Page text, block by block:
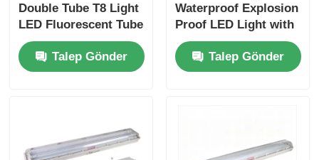
Double Tube T8 Light
LED Fluorescent Tube
Light Industry Lamp
Talep Gönder
Waterproof Explosion
Proof LED Light with
50000 Hour Lifetime
and Corrosion
Resistant Design
Talep Gönder